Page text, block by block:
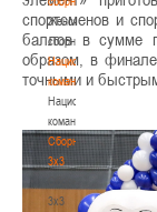
Женские
сборные
Национальная
команда
Национальная
команда
Сборные
3х3
3х3
спортсменов и
баллов в сумме
образом, в
точными и